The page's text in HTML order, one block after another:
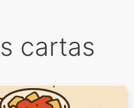
cartas